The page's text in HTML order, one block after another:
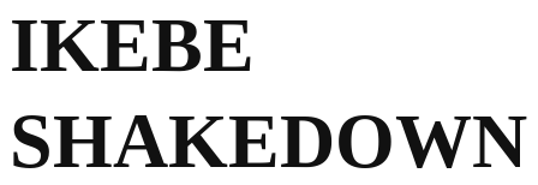
IKEBE
SHAKEDOWN